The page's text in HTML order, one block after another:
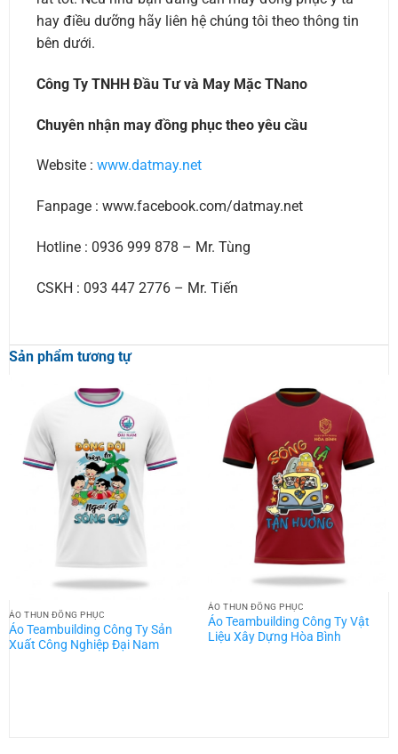
hay điều dưỡng hãy liên hệ chúng tôi theo thông tin
bên dưới.
Công Ty TNHH Đầu Tư và May Mặc TNano
Chuyên nhận may đồng phục theo yêu cầu
Website : www.datmay.net
Fanpage : www.facebook.com/datmay.net
Hotline : 0936 999 878 – Mr. Tùng
CSKH : 093 447 2776 – Mr. Tiến
Sản phẩm tương tự
ÁO THUN ĐỒNG PHỤC
Áo Teambuilding Công Ty Sản
Xuất Công Nghiệp Đại Nam
ÁO THUN ĐỒNG PHỤC
Áo Teambuilding Công Ty Vật
Liệu Xây Dựng Hòa Bình